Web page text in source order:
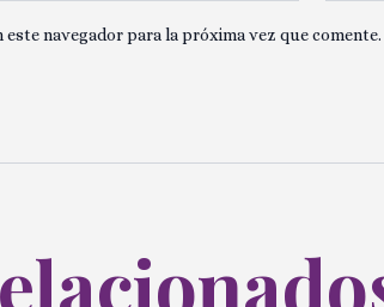
navegador para la próxima vez que comente.